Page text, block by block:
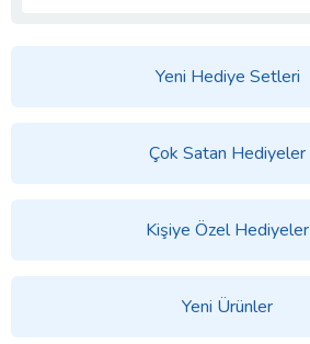
Yeni Hediye Setleri
Çok Satan Hediyeler
Kişiye Özel Hediyeler
Yeni Ürünler